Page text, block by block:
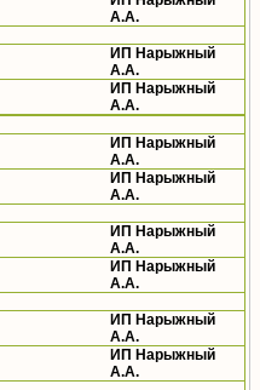
А.А.
ИП Нарыжный
А.А.
ИП Нарыжный
А.А.
ИП Нарыжный
А.А.
ИП Нарыжный
А.А.
ИП Нарыжный
А.А.
ИП Нарыжный
А.А.
ИП Нарыжный
А.А.
ИП Нарыжный
А.А.